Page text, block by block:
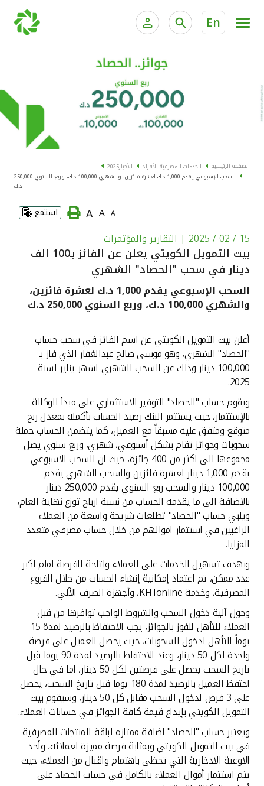
En
الخدمات المصرفية الإلكترونية للأفراد
الخدمات المصرفية الإلكترونية للشركات
الخدمات المصرفية للأفراد
الحسابات المصرفية
"برامج العملاء"
الاستثمار
القنوات المصرفية
أدوات وخدمات
خدمات ما بعد البيع
اتصل بنا
مواقع الفروع وأجهزة الصرف الآلي
ألمانيا
ماليزيا
تركيا
مصر
المملكة المتحدة
مملكة البحرين
الصفحة الرئيسية الخدمات المصرفية للأفراد الأخبار2025
السحب الإسبوعي يقدم 1,000 د.ك لعشرة فائزين، والشهري 100,000 د.ك، وربع السنوي 250,000
د.ك
A
A
A استمع
15 / 02 / 2025 | التقارير والمؤتمرات
بيت التمويل الكويتي يعلن عن الفائز بـ100 الف
دينار في سحب "الحصاد" الشهري
السحب الإسبوعي يقدم 1,000 د.ك لعشرة فائزين،
والشهري 100,000 د.ك، وربع السنوي 250,000 د.ك
أعلن بيت التمويل الكويتي عن اسم الفائز في سحب حساب
"الحصاد" الشهري، وهو موسى صالح عبدالغفار الذي فاز بـ
100,000 دينار وذلك عن السحب الشهري لشهر يناير لسنة
2025.
ويقوم حساب "الحصاد" للتوفير الاستثماري على مبدأ الوكالة
بالإستثمار، حيث يستثمر البنك رصيد الحساب بأكمله بمعدل ربح
متوقع ومتفق عليه مسبقاً مع العميل، كما يتضمن الحساب حملة
سحوبات وجوائز تقام بشكل أسبوعي، شهري، وربع سنوي يصل
مجموعها الى اكثر من 400 جائزة، حيث ان السحب الاسبوعي
يقدم 1,000 دينار لعشرة فائزين والسحب الشهري يقدم
100,000 دينار والسحب ربع السنوي يقدم 250,000 دينار
بالاضافة الى ما يقدمه الحساب من نسبة ارباح توزع نهاية العام،
ويلبي حساب "الحصاد" تطلعات شريحة واسعة من العملاء
الراغبين في استثمار اموالهم من خلال حساب مصرفي متعدد
المزايا.
وبهدف تسهيل الخدمات على العملاء واتاحة الفرصة امام اكبر
عدد ممكن، تم اعتماد إمكانية إنشاء الحساب من خلال الفروع
المصرفية، وخدمة KFHonline، وأجهزة الصرف الآلي.
وحول آلية دخول السحب والشروط الواجب توافرها من قبل
العملاء للتأهل للفوز بالجوائز، يجب الاحتفاظ بالرصيد لمدة 15
يوماً للتأهل لدخول السحوبات، حيث يحصل العميل على فرصة
واحدة لكل 50 دينار، وعند الاحتفاظ بالرصيد لمدة 90 يوما قبل
تاريخ السحب يحصل على فرصتين لكل 50 دينار، اما في حال
احتفظ العميل بالرصيد لمدة 180 يوما قبل تاريخ السحب، يحصل
على 3 فرص لدخول السحب مقابل كل 50 دينار، وسيقوم بيت
التمويل الكويتي بإيداع قيمة كافة الجوائز في حسابات العملاء.
ويعتبر حساب "الحصاد" اضافة ممتازه لباقة المنتجات المصرفية
في بيت التمويل الكويتي وبمثابة فرصة مميزة لعملائه، وأحد
الاوعية الادخارية التي تحظى باهتمام واقبال من العملاء، حيث
يتم استثمار أموال العملاء بالكامل في حساب الحصاد على